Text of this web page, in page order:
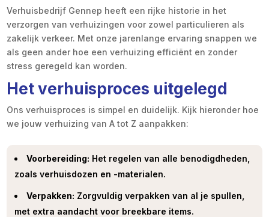
Verhuisbedrijf Gennep heeft een rijke historie in het
verzorgen van verhuizingen voor zowel particulieren als
zakelijk verkeer. Met onze jarenlange ervaring snappen we
als geen ander hoe een verhuizing efficiënt en zonder
stress geregeld kan worden.
Het verhuisproces uitgelegd
Ons verhuisproces is simpel en duidelijk. Kijk hieronder hoe
we jouw verhuizing van A tot Z aanpakken:
Voorbereiding: Het regelen van alle benodigdheden,
zoals verhuisdozen en -materialen.
Verpakken: Zorgvuldig verpakken van al je spullen,
met extra aandacht voor breekbare items.